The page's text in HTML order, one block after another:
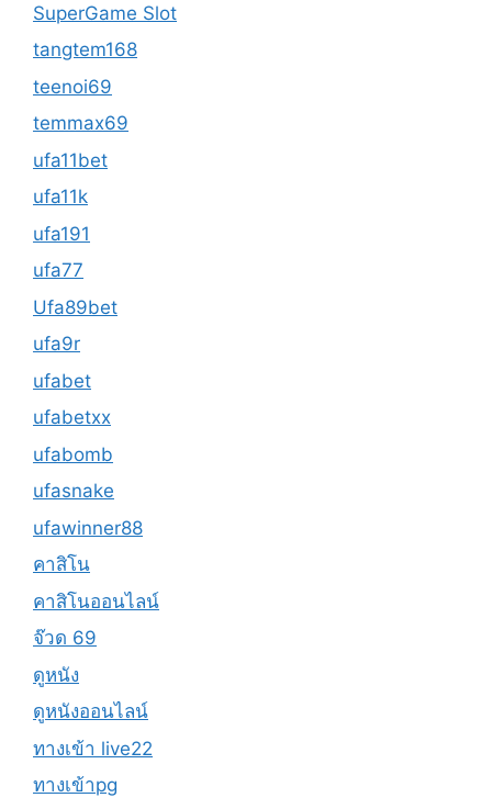
SuperGame Slot
tangtem168
teenoi69
temmax69
ufa11bet
ufa11k
ufa191
ufa77
Ufa89bet
ufa9r
ufabet
ufabetxx
ufabomb
ufasnake
ufawinner88
คาสิโน
คาสิโนออนไลน์
จ๊วด 69
ดูหนัง
ดูหนังออนไลน์
ทางเข้า live22
ทางเข้าpg